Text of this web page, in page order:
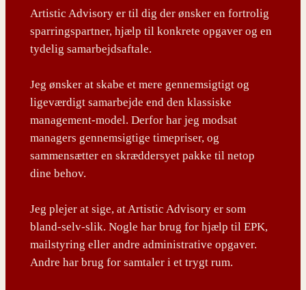
Artistic Advisory er til dig der ønsker en fortrolig
sparringspartner, hjælp til konkrete opgaver og en
tydelig samarbejdsaftale.
Jeg ønsker at skabe et mere gennemsigtigt og
ligeværdigt samarbejde end den klassiske
management-model. Derfor har jeg modsat
managers gennemsigtige timepriser, og
sammensætter en skræddersyet pakke til netop
dine behov.
Jeg plejer at sige, at Artistic Advisory er som
bland-selv-slik. Nogle har brug for hjælp til EPK,
mailstyring eller andre administrative opgaver.
Andre har brug for samtaler i et trygt rum.